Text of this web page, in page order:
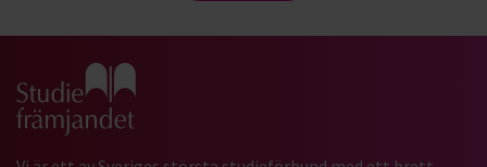
Gå till studiefrämjandets startsida